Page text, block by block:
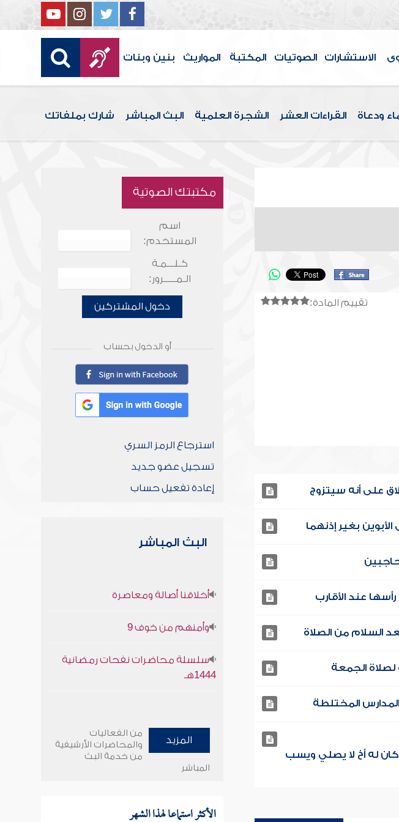
الاستشارات الصوتيات المكتبة المواريث بنين وبنات
ودعاة القراءات العشر الشجرة العلمية البث المباشر شارك بملفاتك
تقييم المادة:
كان له أخ لا يصلي ويسب
مكتبتك الصوتية
اسم
المستخدم:
كـلـــمـة
الـمـــــرور:
دخول المشتركين
أو الدخول بحساب
استرجاع الرمز السري
تسجيل عضو جديد
إعادة تفعيل حساب
البث المباشر
أخلاقنا أصالة ومعاصرة
وأمنهم من خوف 9
سلسلة محاضرات نفحات رمضانية
1444هـ
المزيد
من الفعاليات
والمحاضرات الأرشيفية
من خدمة البث
المباشر
الأكثر استماعا لهذا الشهر